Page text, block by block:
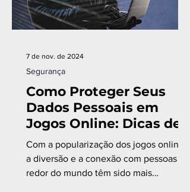
Como Proteger Seus
Dados Pessoais em
Jogos Online: Dicas de
Cibersegurança para
Gamers
Com a popularização dos jogos online,
a diversão e a conexão com pessoas ao
redor do mundo têm sido mais
Segurança
7 de nov. de 2024